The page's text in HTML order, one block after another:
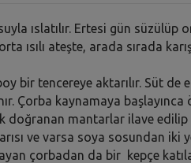
ıslatılır. Ertesi gün
ısılı ateşte, arada sırada
bir tencereye aktarılır. Süt de
Çorba kaynamaya
doğranan mantarlar ilave edilip
ve varsa soya sosundan iki
çorbadan da bir kepçe